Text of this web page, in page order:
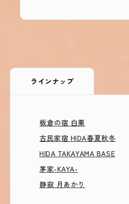
ラインナップ
板倉の宿 白栗
古民家宿 HIDA春夏秋冬
HIDA TAKAYAMA BASE
茅家-KAYA-
静寂 月あかり